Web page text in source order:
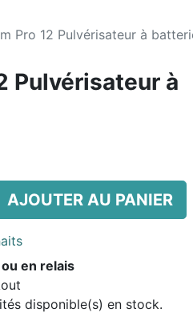
Pro 12 Pulvérisateur à
Pulvérisateur à
AJOUTER AU PANIER
en relais
disponible(s) en stock.